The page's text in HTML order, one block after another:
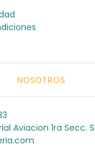
NOSOTROS
Aviacion 1ra Secc.